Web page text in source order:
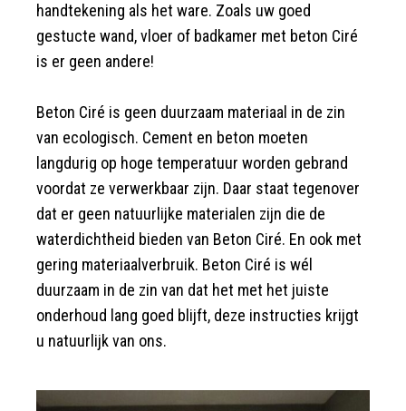
handtekening als het ware. Zoals uw goed
gestucte wand, vloer of badkamer met beton Ciré
is er geen andere!
Beton Ciré is geen duurzaam materiaal in de zin
van ecologisch. Cement en beton moeten
langdurig op hoge temperatuur worden gebrand
voordat ze verwerkbaar zijn. Daar staat tegenover
dat er geen natuurlijke materialen zijn die de
waterdichtheid bieden van Beton Ciré. En ook met
gering materiaalverbruik. Beton Ciré is wél
duurzaam in de zin van dat het met het juiste
onderhoud lang goed blijft, deze instructies krijgt
u natuurlijk van ons.